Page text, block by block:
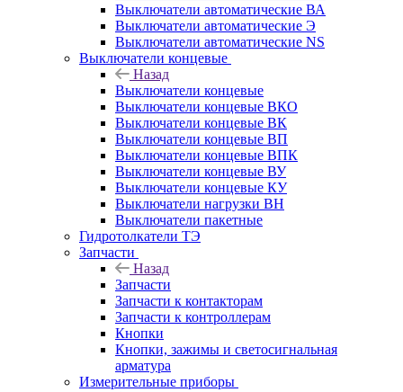
Выключатели автоматические ВА
Выключатели автоматические Э
Выключатели автоматические NS
Выключатели концевые
Назад
Выключатели концевые
Выключатели концевые ВКО
Выключатели концевые ВК
Выключатели концевые ВП
Выключатели концевые ВПК
Выключатели концевые ВУ
Выключатели концевые КУ
Выключатели нагрузки ВН
Выключатели пакетные
Гидротолкатели ТЭ
Запчасти
Назад
Запчасти
Запчасти к контакторам
Запчасти к контроллерам
Кнопки
Кнопки, зажимы и светосигнальная
арматура
Измерительные приборы